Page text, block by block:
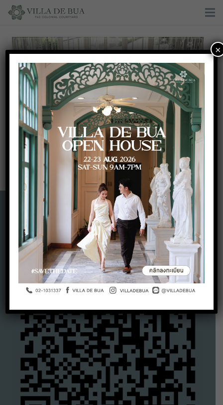
Art Gallery wedding theme
Google Maps QR Code
×